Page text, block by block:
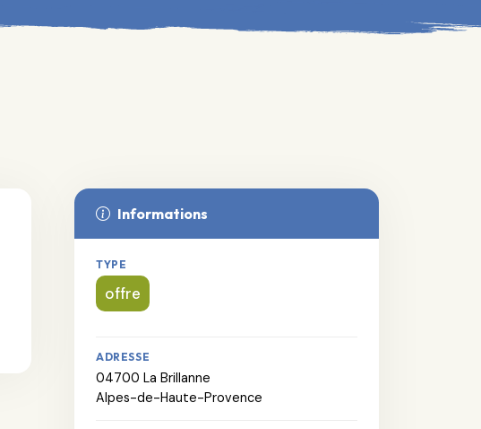
Informations
TYPE
offre
ADRESSE
04700 La Brillanne
Alpes-de-Haute-Provence